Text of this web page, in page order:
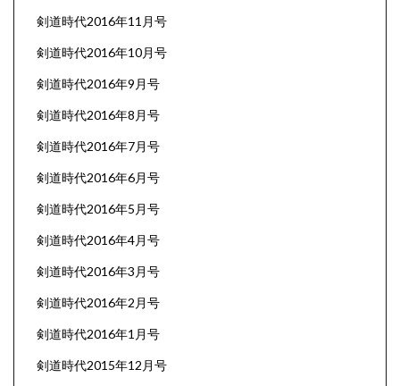
剣道時代2016年11月号
剣道時代2016年10月号
剣道時代2016年9月号
剣道時代2016年8月号
剣道時代2016年7月号
剣道時代2016年6月号
剣道時代2016年5月号
剣道時代2016年4月号
剣道時代2016年3月号
剣道時代2016年2月号
剣道時代2016年1月号
剣道時代2015年12月号